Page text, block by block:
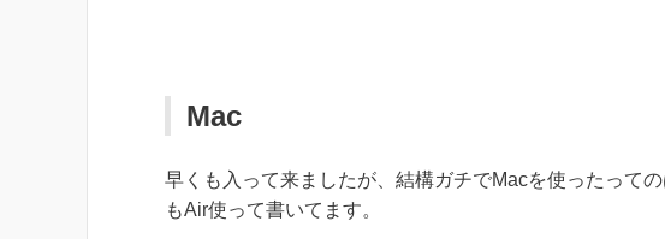
Mac
早くも入って来ましたが、結構ガチでMacを使ったって
もAir使って書いてます。